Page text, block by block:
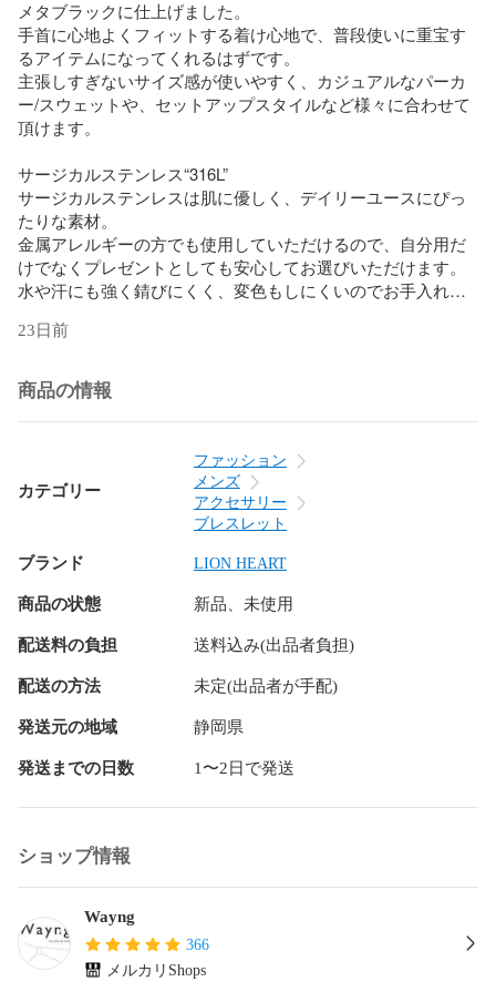
メタブラックに仕上げました。
手首に心地よくフィットする着け心地で、普段使いに重宝す
るアイテムになってくれるはずです。
主張しすぎないサイズ感が使いやすく、カジュアルなパーカ
ー/スウェットや、セットアップスタイルなど様々に合わせて
頂けます。
サージカルステンレス“316L”
サージカルステンレスは肌に優しく、デイリーユースにぴっ
たりな素材。
金属アレルギーの方でも使用していただけるので、自分用だ
けでなくプレゼントとしても安心してお選びいただけます。
水や汗にも強く錆びにくく、変色もしにくいのでお手入れの
海や温泉などのシーンで気にせず着けることができるタフな
非常に硬い金属なのでピアスポストが曲がりにくく、外れに
くいのも特徴です。
【LH-1-エルエイチワン-】
「初めて着けるアクセサリーがライオンハートである様に」
という想いから生まれた、ファッション・スタイル・シーン
を選ばないデイリーユースなコレクション。
【LION HEART-ライオンハート-】
1996年から続くドメスティックブランド。
ブランドコンセプトは『常に変化を恐れず 新たな価値観をシ
ェアし続ける アクセサリーブランド。』
ブランドの歴史
世”The Lion Hearted”にちなんで名づけられた。
冒険好きで、派手な行動を好む一方、市民から硬い忠誠心を
ささげられるほどの熱い心の持ち主だった「獅子心王」。
この普遍的な敬愛すべき人柄のような存在であり続けたい、
ランドでありたい、といった願いを込めて。
当時としてはまだ珍しかったインポートシルバージュエリー
を扱うセレクトショップとして、海外の新進デザイナー達の
作品をいち早く日本に紹介。
また若手ドメスティックブランドの発掘や、オリジナルプロ
ダクトの開発など、メンズアクセサリー界を牽引した。
23日前
商品の情報
カテゴリー
ファッション
メンズ
アクセサリー
ブレスレット
ブランド LION HEART
商品の状態 新品、未使用
配送料の負担 送料込み(出品者負担)
配送の方法 未定(出品者が手配)
発送元の地域 静岡県
発送までの日数 1〜2日で発送
ショップ情報
Wayng
366
メルカリShops